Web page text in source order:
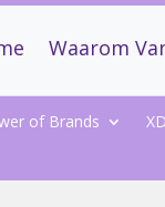
Waarom
of Brands